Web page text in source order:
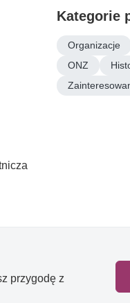
Kategorie
Organizacje
ONZ
przygodę z